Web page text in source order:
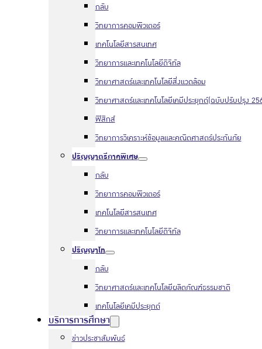
กลับ
วิทยาการคอมพิวเตอร์
เทคโนโลยีสารสนเทศ
วิทยาการและเทคโนโลยีดิจิทัล
วิทยาศาสตร์และเทคโนโลยีสิ่งแวดล้อม
วิทยาศาสตร์และเทคโนโลยีเคมีประยุกต์(ฉบับปรับปรุง
ฟิสิกส์
วิทยาการวิเคราะห์ข้อมูลและคณิตศาสตร์ประกันภัย
ปริญญาตรีภาคพิเศษ
กลับ
วิทยาการคอมพิวเตอร์
เทคโนโลยีสารสนเทศ
วิทยาการและเทคโนโลยีดิจิทัล
ปริญญาโท
กลับ
วิทยาศาสตร์และเทคโนโลยีผลิตภัณฑ์ธรรมชาติ
เทคโนโลยีเคมีประยุกต์
บริการการศึกษา
ข่าวประชาสัมพันธ์